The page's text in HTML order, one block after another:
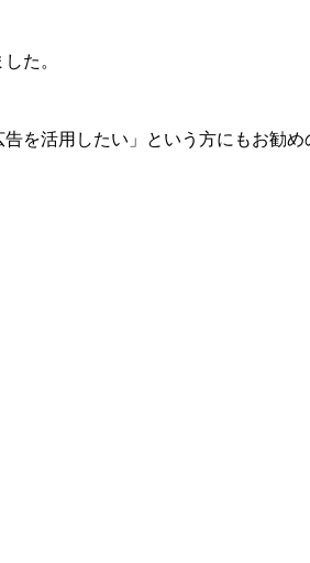
た。
を活用したい」という方にもお勧め